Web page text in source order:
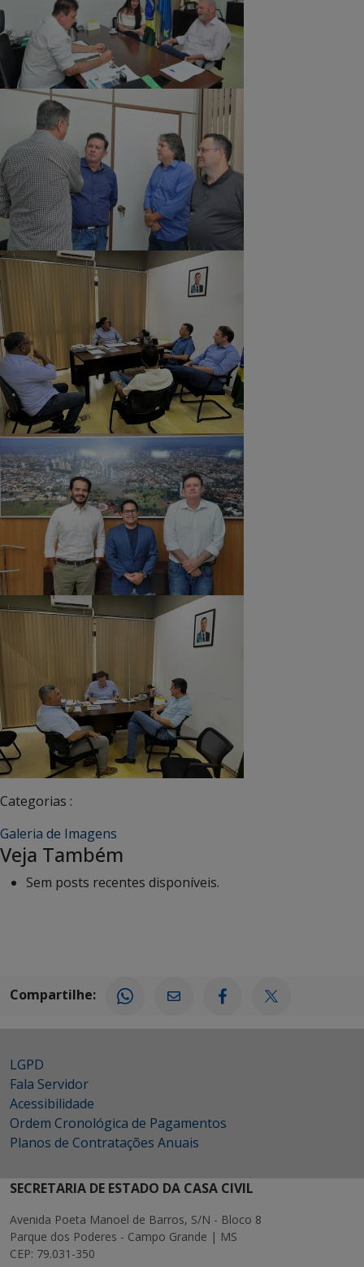
Categorias :
Galeria de Imagens
Veja Também
Sem posts recentes disponíveis.
Compartilhe:
LGPD
Fala Servidor
Acessibilidade
Ordem Cronológica de Pagamentos
Planos de Contratações Anuais
SECRETARIA DE ESTADO DA CASA CIVIL
Avenida Poeta Manoel de Barros, S/N - Bloco 8
Parque dos Poderes - Campo Grande | MS
CEP: 79.031-350